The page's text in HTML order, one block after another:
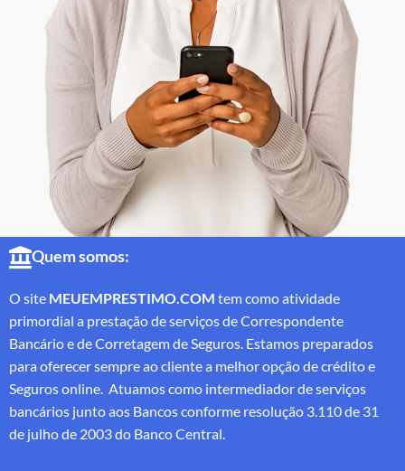
Quem somos:
O site MEUEMPRESTIMO.COM tem como atividade
primordial a prestação de serviços de Correspondente
Bancário e de Corretagem de Seguros. Estamos preparados
para oferecer sempre ao cliente a melhor opção de crédito e
Seguros online. Atuamos como intermediador de serviços
bancários junto aos Bancos conforme resolução 3.110 de 31
de julho de 2003 do Banco Central.